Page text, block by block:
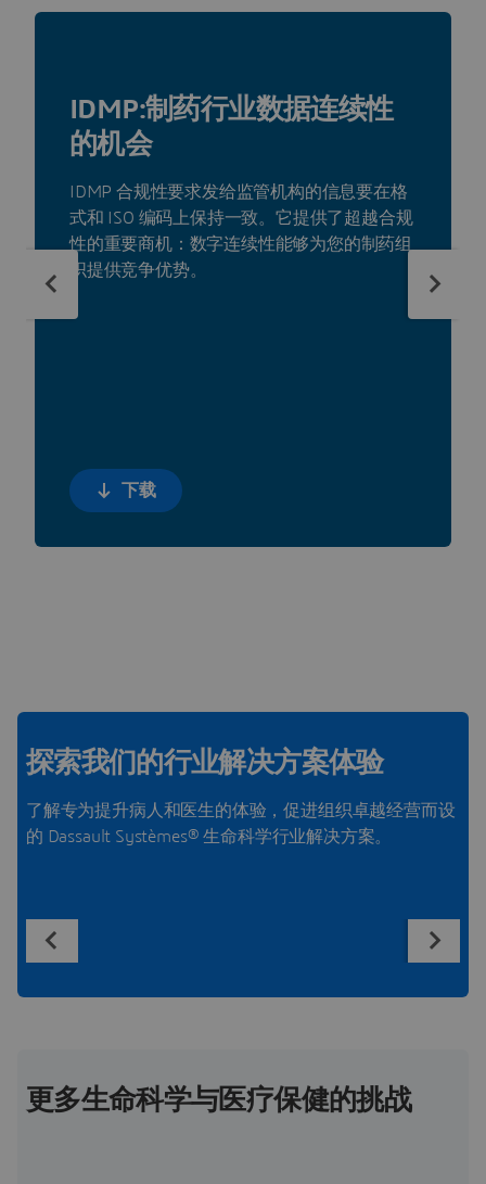
IDMP:制药行业数据连续性
的机会
IDMP 合规性要求发给监管机构的信息要在格
式和 ISO 编码上保持一致。它提供了超越合规
性的重要商机：数字连续性能够为您的制药组
织提供竞争优势。
下载
探索我们的行业解决方案体验
了解专为提升病人和医生的体验，促进组织卓越经营而设
的 Dassault Systèmes® 生命科学行业解决方案。
更多生命科学与医疗保健的挑战